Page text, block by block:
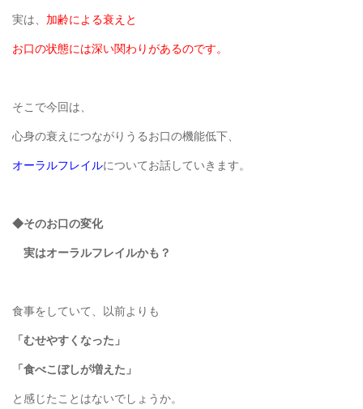
実は、 加齢による衰えと
お口の状態には深い関わりがあるのです。
そこで今回は、
心身の衰えにつながりうるお口の機能低下、
オーラルフレイルについてお話していきます。
◆そのお口の変化
実はオーラルフレイルかも？
食事をしていて、以前よりも
「むせやすくなった」
「食べこぼしが増えた」
と感じたことはないでしょうか。